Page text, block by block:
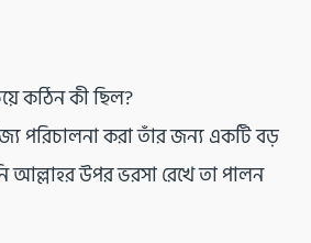
কঠিন কী ছিল?
পরিচালনা করা তাঁর জন্য একটি বড়
আল্লাহর উপর ভরসা রেখে তা পালন